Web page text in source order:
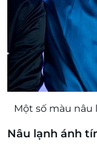
Một số màu nâu
Nâu lạnh ánh